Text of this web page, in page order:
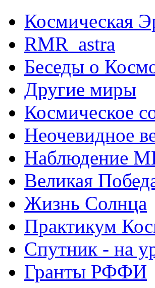
Космическая
RMR_astra
Беседы о
Другие миры
Космическое
Неочевидное
Наблюдение
Великая
Жизнь Солнца
Практикум
Спутник - на
Гранты РФФИ